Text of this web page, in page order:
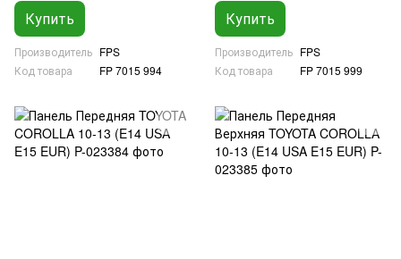
Купить
Производитель FPS
Код товара
FP 7015 994
Купить
Производитель FPS
Код товара
FP 7015 999